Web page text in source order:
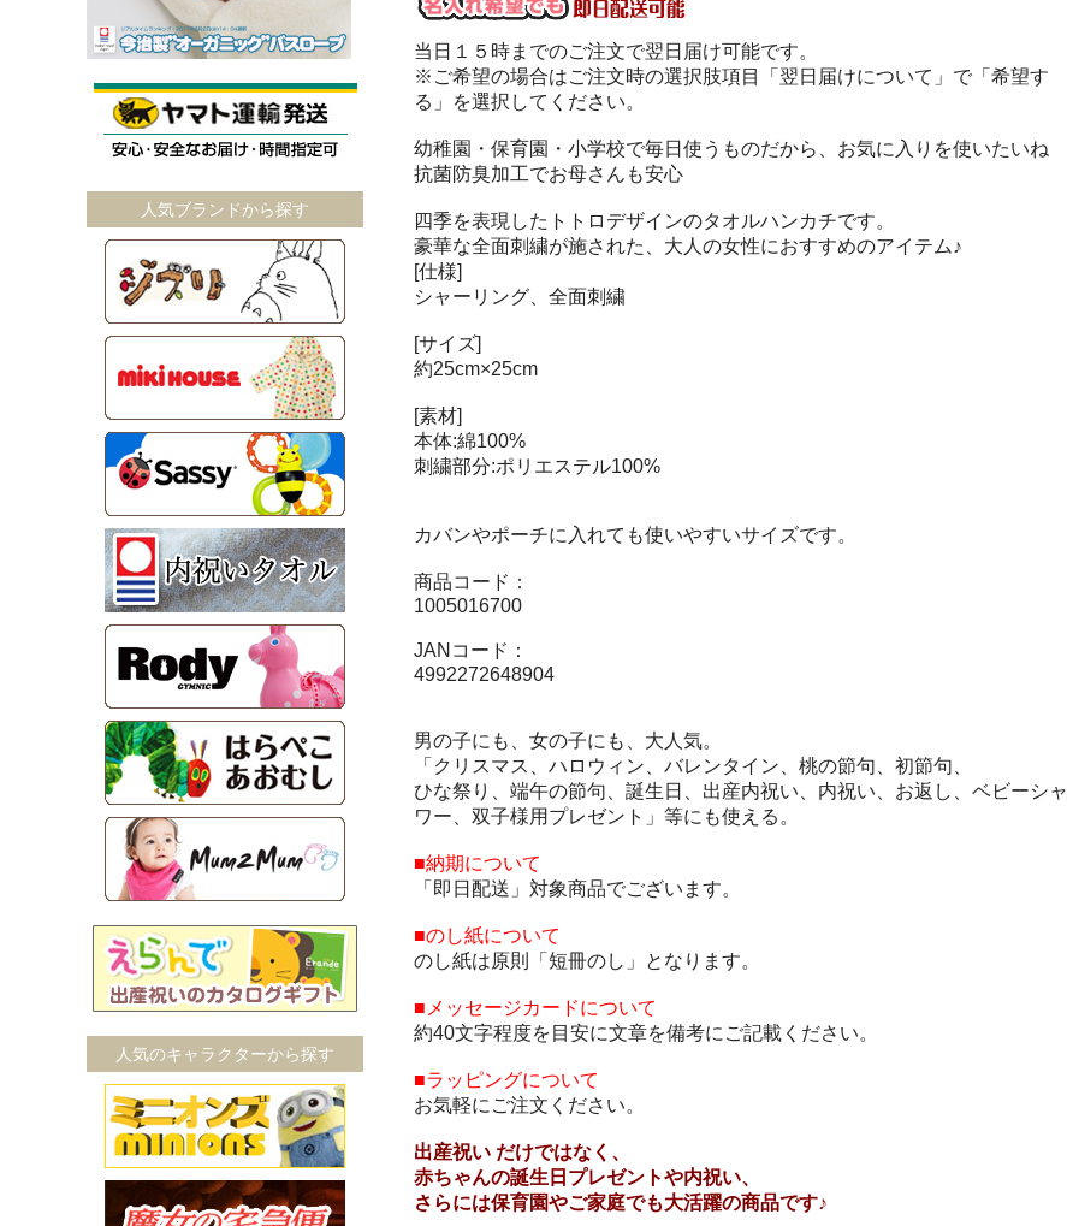
人気ブランドから探す
人気のキャラクターから探す
当日１５時までのご注文で翌日届け可能です。
※ご希望の場合はご注文時の選択肢項目「翌日届けについて」で「希望す
る」を選択してください。
幼稚園・保育園・小学校で毎日使うものだから、お気に入りを使いたいね
抗菌防臭加工でお母さんも安心
四季を表現したトトロデザインのタオルハンカチです。
豪華な全面刺繍が施された、大人の女性におすすめのアイテム♪
[仕様]
シャーリング、全面刺繍
[サイズ]
約25cm×25cm
[素材]
本体:綿100%
刺繍部分:ポリエステル100%
カバンやポーチに入れても使いやすいサイズです。
商品コード：
1005016700
JANコード：
4992272648904
男の子にも、女の子にも、大人気。
「クリスマス、ハロウィン、バレンタイン、桃の節句、初節句、
ひな祭り、端午の節句、誕生日、出産内祝い、内祝い、お返し、ベビーシャ
ワー、双子様用プレゼント」等にも使える。
■納期について
「即日配送」対象商品でございます。
■のし紙について
のし紙は原則「短冊のし」となります。
■メッセージカードについて
約40文字程度を目安に文章を備考にご記載ください。
■ラッピングについて
お気軽にご注文ください。
出産祝い だけではなく、
赤ちゃんの誕生日プレゼントや内祝い、
さらには保育園やご家庭でも大活躍の商品です♪